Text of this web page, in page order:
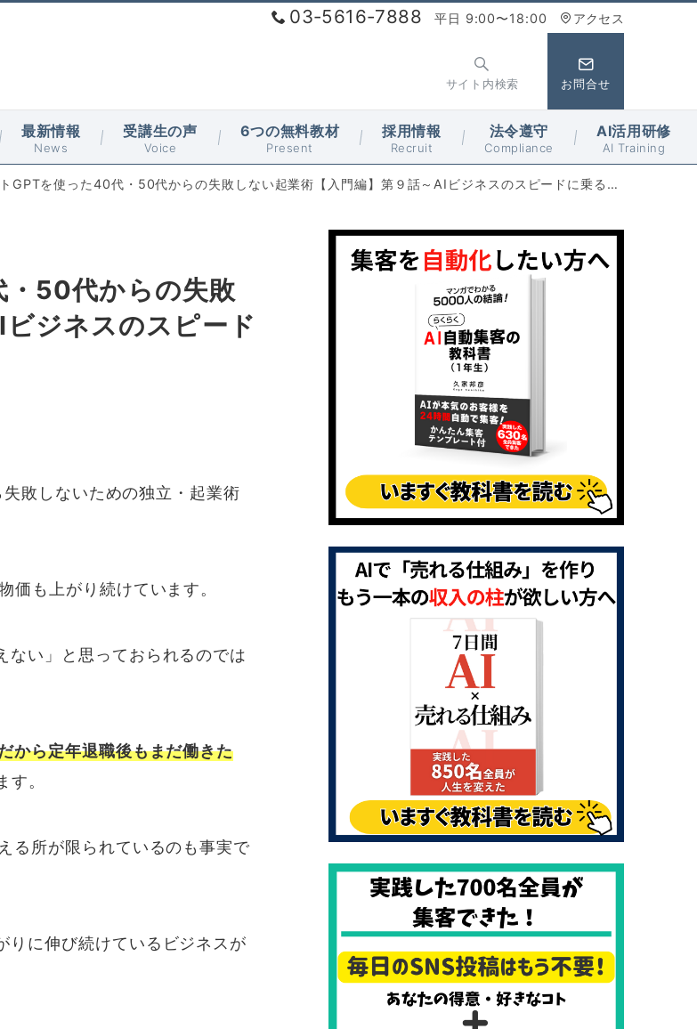
03-5616-7888 平日 9:00〜18:00 アクセス
サイト内検索 お問合せ
最新情報
News
受講生の声
Voice
6つの無料教材
Present
採用情報
Recruit
法令遵守
Compliance
AI活用研修
AI Training
GPTを使った40代・50代からの失敗しない起業術【入門編】第９話～AIビジネスのスピードに乗る２～
50代からの失敗
ジネスのスピード
敗しないための独立・起業術
価も上がり続けています。
ない」と思っておられるのでは
から定年退職後もまだ働きた
す。
る所が限られているのも事実で
りに伸び続けているビジネスが